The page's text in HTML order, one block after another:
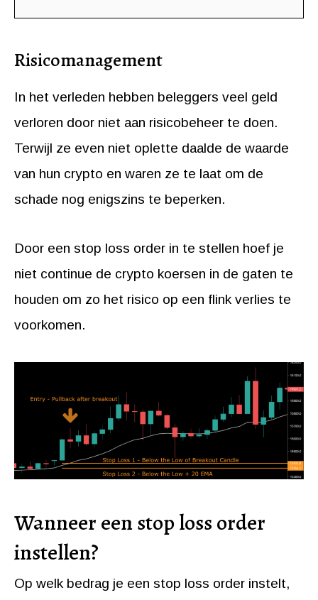
Risicomanagement
In het verleden hebben beleggers veel geld
verloren door niet aan risicobeheer te doen.
Terwijl ze even niet oplette daalde de waarde
van hun crypto en waren ze te laat om de
schade nog enigszins te beperken.
Door een stop loss order in te stellen hoef je
niet continue de crypto koersen in de gaten te
houden om zo het risico op een flink verlies te
voorkomen.
Wanneer een stop loss order
instellen?
Op welk bedrag je een stop loss order instelt,